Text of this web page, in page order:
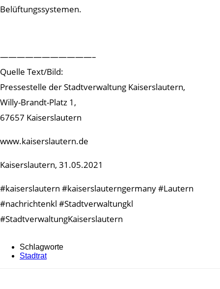
Belüftungssystemen.
———————————–
Quelle Text/Bild:
Pressestelle der Stadtverwaltung Kaiserslautern,
Willy-Brandt-Platz 1,
67657 Kaiserslautern
www.kaiserslautern.de
Kaiserslautern, 31.05.2021
#kaiserslautern #kaiserslauterngermany #Lautern
#nachrichtenkl #Stadtverwaltungkl
#StadtverwaltungKaiserslautern
Schlagworte
Stadtrat